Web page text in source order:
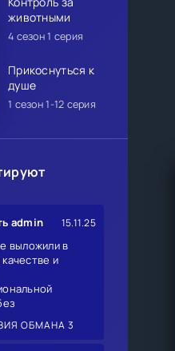
животными
4 сезон 1 серия
Прикоснуться к
душе
1 сезон 1-12 серия
admin 15.11.25
выложили в
и
ОБМАНА 3